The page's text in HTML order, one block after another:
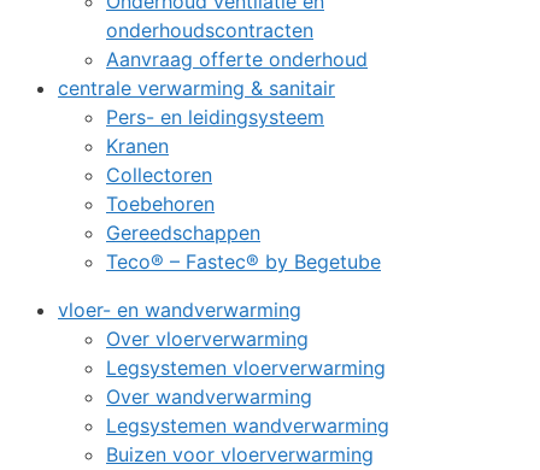
onderhoudscontracten
Aanvraag offerte onderhoud
centrale verwarming & sanitair
Pers- en leidingsysteem
Kranen
Collectoren
Toebehoren
Gereedschappen
Teco® – Fastec® by Begetube
vloer- en wandverwarming
Over vloerverwarming
Legsystemen vloerverwarming
Over wandverwarming
Legsystemen wandverwarming
Buizen voor vloerverwarming